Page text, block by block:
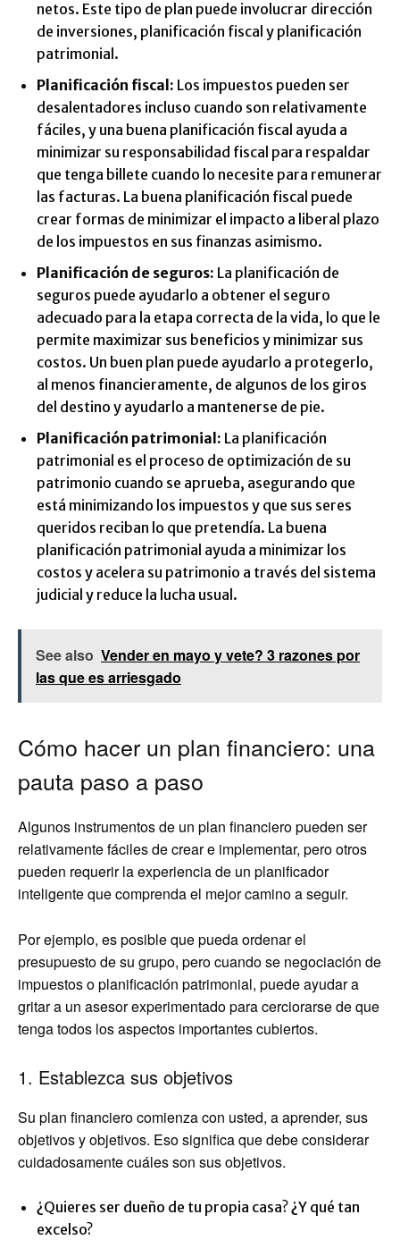
netos. Este tipo de plan puede involucrar dirección
de inversiones, planificación fiscal y planificación
patrimonial.
Planificación fiscal: Los impuestos pueden ser
desalentadores incluso cuando son relativamente
fáciles, y una buena planificación fiscal ayuda a
minimizar su responsabilidad fiscal para respaldar
que tenga billete cuando lo necesite para remunerar
las facturas. La buena planificación fiscal puede
crear formas de minimizar el impacto a liberal plazo
de los impuestos en sus finanzas asimismo.
Planificación de seguros: La planificación de
seguros puede ayudarlo a obtener el seguro
adecuado para la etapa correcta de la vida, lo que le
permite maximizar sus beneficios y minimizar sus
costos. Un buen plan puede ayudarlo a protegerlo,
al menos financieramente, de algunos de los giros
del destino y ayudarlo a mantenerse de pie.
Planificación patrimonial: La planificación
patrimonial es el proceso de optimización de su
patrimonio cuando se aprueba, asegurando que
está minimizando los impuestos y que sus seres
queridos reciban lo que pretendía. La buena
planificación patrimonial ayuda a minimizar los
costos y acelera su patrimonio a través del sistema
judicial y reduce la lucha usual.
See also Vender en mayo y vete? 3 razones por
las que es arriesgado
Cómo hacer un plan financiero: una
pauta paso a paso
Algunos instrumentos de un plan financiero pueden ser
relativamente fáciles de crear e implementar, pero otros
pueden requerir la experiencia de un planificador
inteligente que comprenda el mejor camino a seguir.
Por ejemplo, es posible que pueda ordenar el
presupuesto de su grupo, pero cuando se negociación de
impuestos o planificación patrimonial, puede ayudar a
gritar a un asesor experimentado para cerciorarse de que
tenga todos los aspectos importantes cubiertos.
1. Establezca sus objetivos
Su plan financiero comienza con usted, a aprender, sus
objetivos y objetivos. Eso significa que debe considerar
cuidadosamente cuáles son sus objetivos.
¿Quieres ser dueño de tu propia casa? ¿Y qué tan
excelso?